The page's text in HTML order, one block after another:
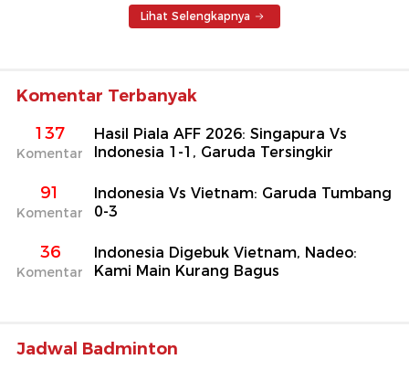
Lihat Selengkapnya
Komentar Terbanyak
137
Komentar
Hasil Piala AFF 2026: Singapura Vs
Indonesia 1-1, Garuda Tersingkir
91
Komentar
Indonesia Vs Vietnam: Garuda Tumbang
0-3
36
Komentar
Indonesia Digebuk Vietnam, Nadeo:
Kami Main Kurang Bagus
Jadwal Badminton